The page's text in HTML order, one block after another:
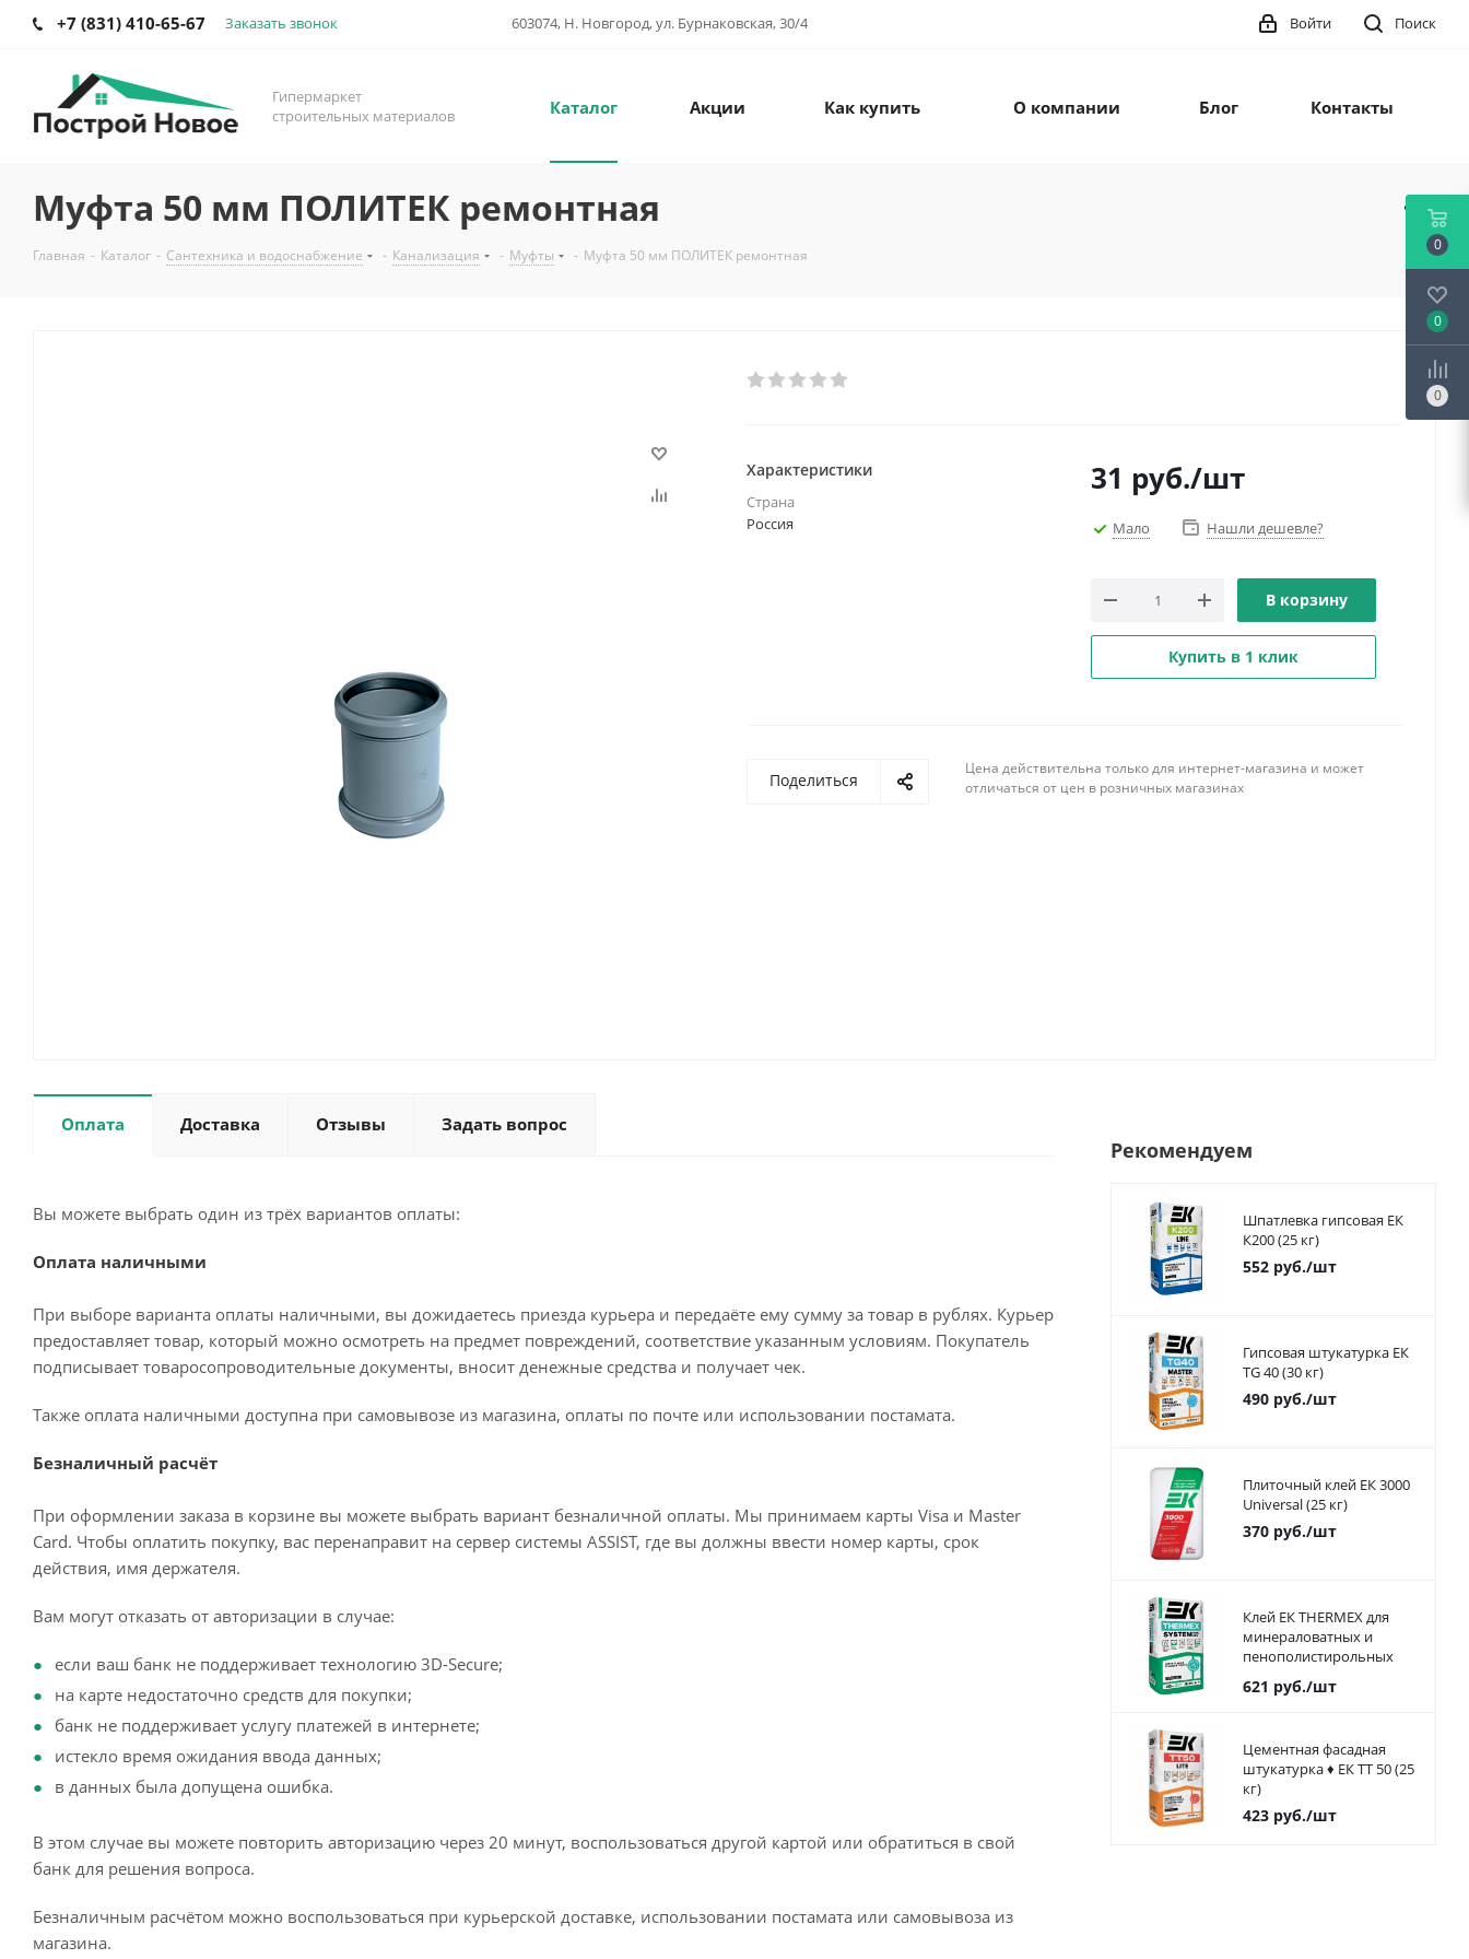
+7 (831) 410-65-67 Заказать звонок 603074, Н. Новгород, ул. Бурнаковская, 30/4 Поиск
Войти
Гипермаркет
строительных материалов
Каталог Акции Как купить О компании Блог Контакты
Муфта 50 мм ПОЛИТЕК ремонтная
Главная - Каталог - Сантехника и водоснабжение - Канализация - Муфты - Муфта 50 мм ПОЛИТЕК ремонтная
Характеристики
Страна
Россия
31 руб./шт
Мало Нашли дешевле?
В корзину
Купить в 1 клик
Поделиться
Цена действительна только для интернет-магазина и может
отличаться от цен в розничных магазинах
Оплата Доставка Отзывы Задать вопрос
Вы можете выбрать один из трёх вариантов оплаты:
Оплата наличными
При выборе варианта оплаты наличными, вы дожидаетесь приезда курьера и передаёте ему сумму за товар в рублях. Курьер
предоставляет товар, который можно осмотреть на предмет повреждений, соответствие указанным условиям. Покупатель
подписывает товаросопроводительные документы, вносит денежные средства и получает чек.
Также оплата наличными доступна при самовывозе из магазина, оплаты по почте или использовании постамата.
Безналичный расчёт
При оформлении заказа в корзине вы можете выбрать вариант безналичной оплаты. Мы принимаем карты Visa и Master
Card. Чтобы оплатить покупку, вас перенаправит на сервер системы ASSIST, где вы должны ввести номер карты, срок
действия, имя держателя.
Вам могут отказать от авторизации в случае:
если ваш банк не поддерживает технологию 3D-Secure;
на карте недостаточно средств для покупки;
банк не поддерживает услугу платежей в интернете;
истекло время ожидания ввода данных;
в данных была допущена ошибка.
В этом случае вы можете повторить авторизацию через 20 минут, воспользоваться другой картой или обратиться в свой
банк для решения вопроса.
Безналичным расчётом можно воспользоваться при курьерской доставке, использовании постамата или самовывоза из
магазина.
Рекомендуем
Шпатлевка гипсовая ЕК
К200 (25 кг)
552руб./шт
Гипсовая штукатурка ЕК
TG 40 (30 кг)
490руб./шт
Плиточный клей ЕК 3000
Universal (25 кг)
370руб./шт
Клей ЕК THERMEX для
минераловатных и
пенополистирольных
плит 25 кг
621 руб./шт
Цементная фасадная
штукатурка ♦ ЕК ТТ 50 (25
кг)
423руб./шт
0
0
0